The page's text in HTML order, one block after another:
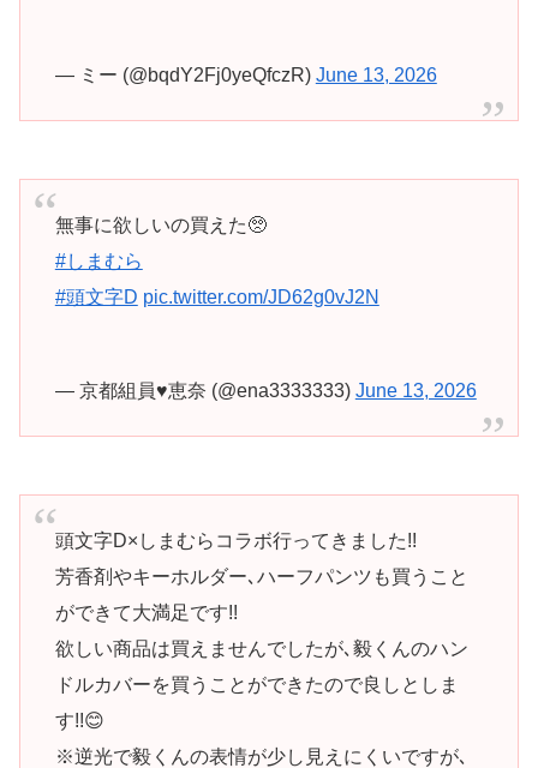
— ミー (@bqdY2Fj0yeQfczR) June 13, 2026
無事に欲しいの買えた🥺
#しまむら
#頭文字D pic.twitter.com/JD62g0vJ2N
— 京都組員♥恵奈 (@ena3333333) June 13, 2026
頭文字D×しまむらコラボ行ってきました!!
芳香剤やキーホルダー､ハーフパンツも買うこと
ができて大満足です!!
欲しい商品は買えませんでしたが､毅くんのハン
ドルカバーを買うことができたので良しとしま
す!!😊
※逆光で毅くんの表情が少し見えにくいですが､